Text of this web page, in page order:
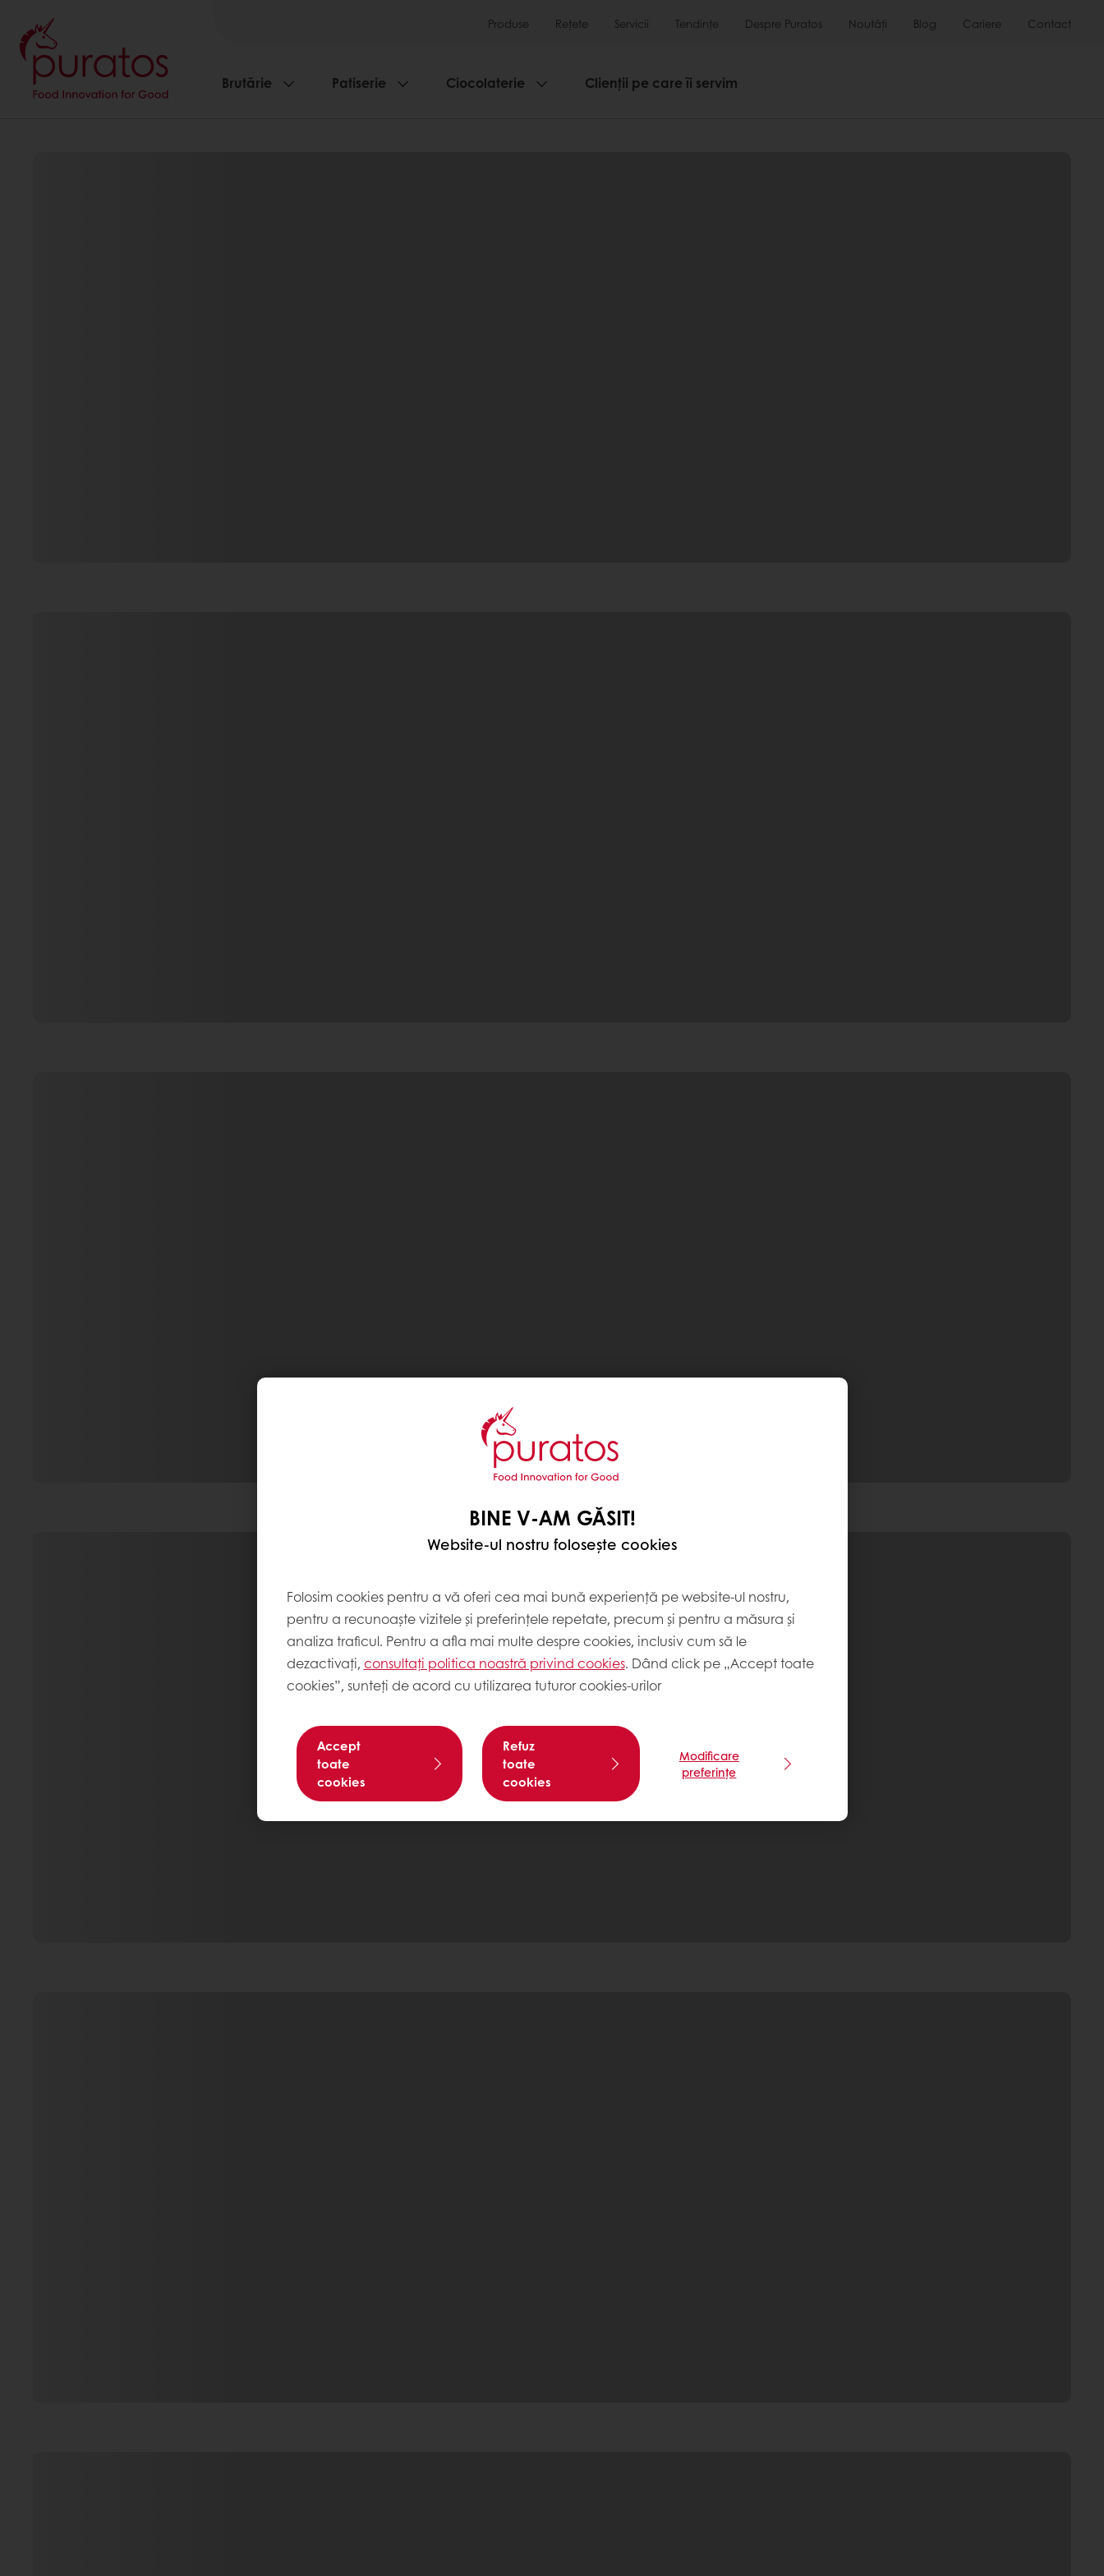
Produse Rețete Servicii Tendințe Despre Puratos Noutăți Blog Cariere Contact
Brutărie Patiserie Ciocolaterie Clienții pe care îi servim
BINE V-AM GĂSIT!
Website-ul nostru folosește cookies
Folosim cookies pentru a vă oferi cea mai bună experiență pe website-ul nostru,
pentru a recunoaște vizitele și preferințele repetate, precum și pentru a măsura și
analiza traficul. Pentru a afla mai multe despre cookies, inclusiv cum să le
dezactivați, consultați politica noastră privind cookies. Dând click pe „Accept toate
cookies”, sunteți de acord cu utilizarea tuturor cookies-urilor
Accept
toate
cookies
Refuz
toate
cookies
Modificare
preferințe